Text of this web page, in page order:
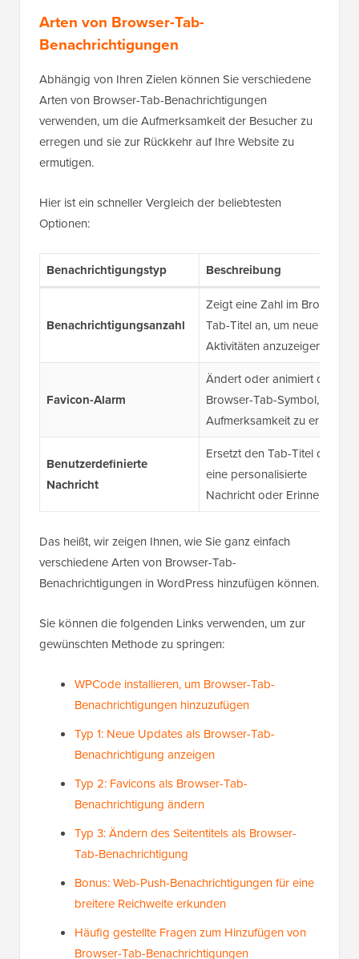
Arten von Browser-Tab-
Benachrichtigungen
Abhängig von Ihren Zielen können Sie verschiedene
Arten von Browser-Tab-Benachrichtigungen
verwenden, um die Aufmerksamkeit der Besucher zu
erregen und sie zur Rückkehr auf Ihre Website zu
ermutigen.
Hier ist ein schneller Vergleich der beliebtesten
Optionen:
Benachrichtigungstyp Beschreibung
Benachrichtigungsanzahl
Zeigt eine Zahl im Browser-
Tab-Titel an, um neue
Aktivitäten anzuzeigen.
Favicon-Alarm
Ändert oder animiert das
Browser-Tab-Symbol, um
Aufmerksamkeit zu erregen.
Benutzerdefinierte
Nachricht
Ersetzt den Tab-Titel durch
eine personalisierte
Nachricht oder Erinnerung.
Das heißt, wir zeigen Ihnen, wie Sie ganz einfach
verschiedene Arten von Browser-Tab-
Benachrichtigungen in WordPress hinzufügen können.
Sie können die folgenden Links verwenden, um zur
gewünschten Methode zu springen:
WPCode installieren, um Browser-Tab-
Benachrichtigungen hinzuzufügen
Typ 1: Neue Updates als Browser-Tab-
Benachrichtigung anzeigen
Typ 2: Favicons als Browser-Tab-
Benachrichtigung ändern
Typ 3: Ändern des Seitentitels als Browser-
Tab-Benachrichtigung
Bonus: Web-Push-Benachrichtigungen für eine
breitere Reichweite erkunden
Häufig gestellte Fragen zum Hinzufügen von
Browser-Tab-Benachrichtigungen